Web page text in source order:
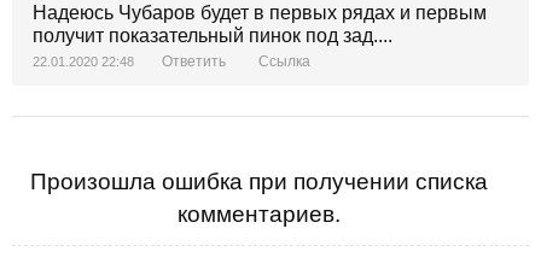
Надеюсь Чубаров будет в первых рядах и первым
получит показательный пинок под зад....
22.01.2020 22:48 Ответить Ссылка
Произошла ошибка при получении списка
комментариев.